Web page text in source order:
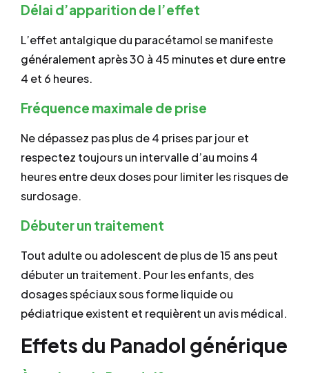
Délai d’apparition de l’effet
L’effet antalgique du paracétamol se manifeste
généralement après 30 à 45 minutes et dure entre
4 et 6 heures.
Fréquence maximale de prise
Ne dépassez pas plus de 4 prises par jour et
respectez toujours un intervalle d’au moins 4
heures entre deux doses pour limiter les risques de
surdosage.
Débuter un traitement
Tout adulte ou adolescent de plus de 15 ans peut
débuter un traitement. Pour les enfants, des
dosages spéciaux sous forme liquide ou
pédiatrique existent et requièrent un avis médical.
Effets du Panadol générique